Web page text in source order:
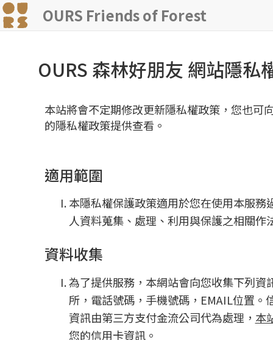
OURS Friends of Forest
OURS 森林好朋友 網站隱私
本站將會不定期修改更新隱私權政策，您也可
的隱私權政策提供查看。
適用範圍
本隱私權保護政策適用於您在使用本服務
人資料蒐集、處理、利用與保護之相關作
資料收集
為了提供服務，本網站會向您收集下列資
所，電話號碼，手機號碼，EMAIL位置。
資訊由第三方支付金流公司代為處理， 本
您的信用卡資訊。